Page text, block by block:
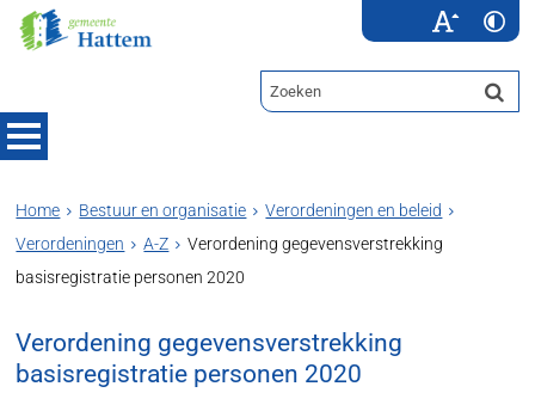
Home Bestuur en organisatie
Verordeningen en beleid
Verordeningen
A-Z
Verordening gegevensverstrekking
basisregistratie personen 2020
Verordening gegevensverstrekking
basisregistratie personen 2020